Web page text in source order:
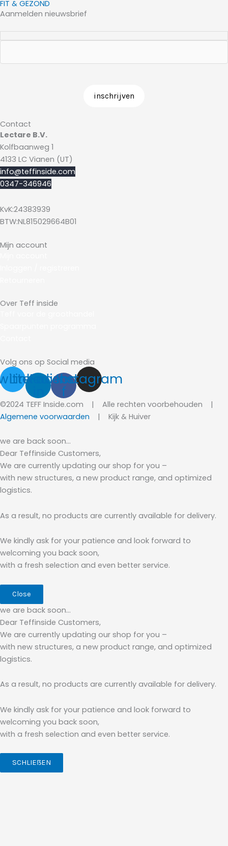
FIT & GEZOND
Aanmelden nieuwsbrief
Contact
Lectare B.V.
Kolfbaanweg 1
4133 LC Vianen (UT)
info@teffinside.com
0347-346946
KvK:24383939
BTW:NL815029664B01
Mijn account
Over Teff inside
Volg ons op Social media
Linkedin-
in
Facebook-
f
Instagram
©2024 TEFF Inside.com | Alle rechten voorbehouden |
Algemene voorwaarden
| Kijk & Huiver
we are back soon…
Dear Teffinside Customers,
We are currently updating our shop for you –
with new structures, a new product range, and optimized
logistics.
As a result, no products are currently available for delivery.
We kindly ask for your patience and look forward to
welcoming you back soon,
with a fresh selection and even better service.
Close
we are back soon…
Dear Teffinside Customers,
We are currently updating our shop for you –
with new structures, a new product range, and optimized
logistics.
As a result, no products are currently available for delivery.
We kindly ask for your patience and look forward to
welcoming you back soon,
with a fresh selection and even better service.
SCHLIEẞEN